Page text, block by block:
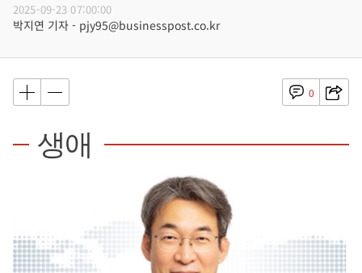
2025-09-23 07:00:00
박지연 기자 - pjy95@businesspost.co.kr
0
생애